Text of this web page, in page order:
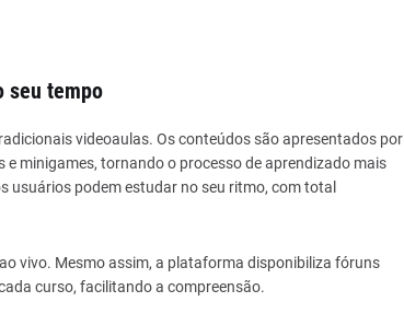
seu tempo
videoaulas. Os conteúdos são apresentados por
minigames, tornando o processo de aprendizado mais
usuários podem estudar no seu ritmo, com total
vivo. Mesmo assim, a plataforma disponibiliza fóruns
curso, facilitando a compreensão.